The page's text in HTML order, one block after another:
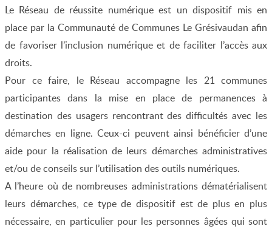
Le Réseau de réussite numérique est un dispositif mis en
place par la Communauté de Communes Le Grésivaudan afin
de favoriser l’inclusion numérique et de faciliter l’accès aux
droits.
Pour ce faire, le Réseau accompagne les 21 communes
participantes dans la mise en place de permanences à
destination des usagers rencontrant des difficultés avec les
démarches en ligne. Ceux-ci peuvent ainsi bénéficier d’une
aide pour la réalisation de leurs démarches administratives
et/ou de conseils sur l’utilisation des outils numériques.
A l’heure où de nombreuses administrations dématérialisent
leurs démarches, ce type de dispositif est de plus en plus
nécessaire, en particulier pour les personnes âgées qui sont